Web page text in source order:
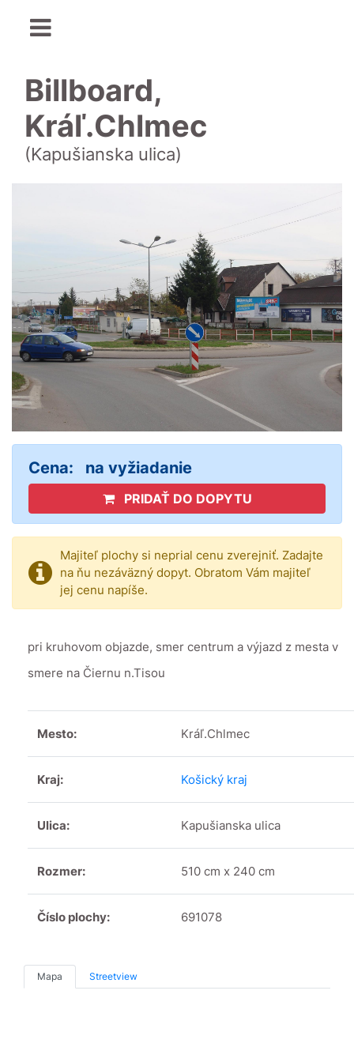
Billboard,
Kráľ.Chlmec
(Kapušianska ulica)
Cena: na vyžiadanie
PRIDAŤ DO DOPYTU
Majiteľ plochy si neprial cenu zverejniť. Zadajte
na ňu nezáväzný dopyt. Obratom Vám majiteľ
jej cenu napíše.
pri kruhovom objazde, smer centrum a výjazd z mesta v
smere na Čiernu n.Tisou
Mesto: Kráľ.Chlmec
Kraj: Košický kraj
Ulica: Kapušianska ulica
Rozmer: 510 cm x 240 cm
Číslo plochy: 691078
Mapa Streetview